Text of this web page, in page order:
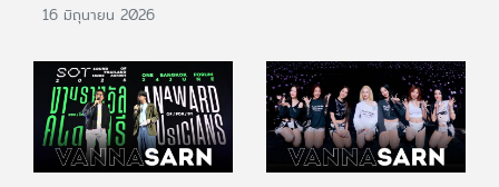
16 มิถุนายน 2026